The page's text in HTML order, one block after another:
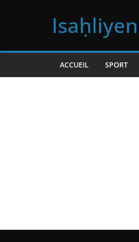
Isaḥliyen
ACCUEIL SPORT